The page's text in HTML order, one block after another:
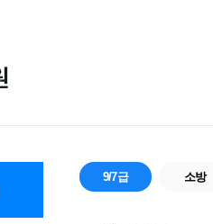
9/7급 소방